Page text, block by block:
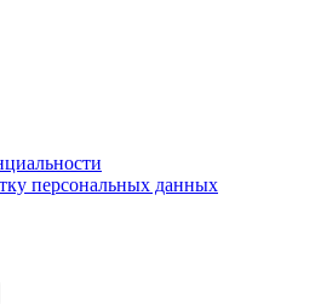
персональных данных